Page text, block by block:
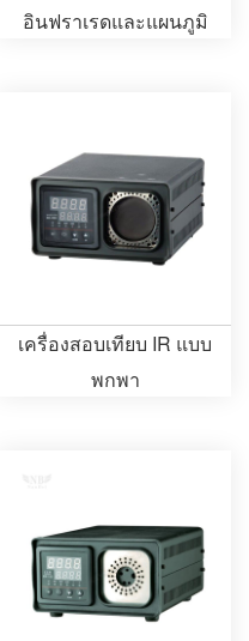
อินฟราเรดและแผนภูมิ
เครื่องสอบเทียบ IR แบบ
พกพา